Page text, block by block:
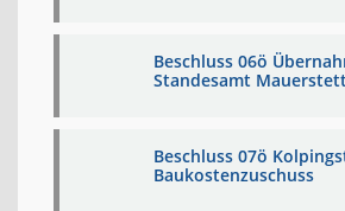
Beschluss 06ö
Standesamt
Beschluss 07ö
Baukostenzuschuss